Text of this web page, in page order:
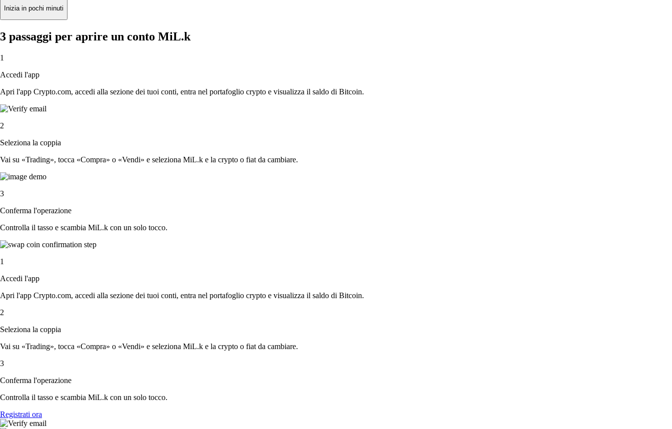
Inizia in pochi minuti
3 passaggi per aprire un conto MiL.k
1
Accedi l'app
Apri l'app Crypto.com, accedi alla sezione dei tuoi conti, entra nel portafoglio crypto e visualizza il saldo di Bitcoin.
2
Seleziona la coppia
Vai su «Trading», tocca «Compra» o «Vendi» e seleziona MiL.k e la crypto o fiat da cambiare.
3
Conferma l'operazione
Controlla il tasso e scambia MiL.k con un solo tocco.
1
Accedi l'app
Apri l'app Crypto.com, accedi alla sezione dei tuoi conti, entra nel portafoglio crypto e visualizza il saldo di Bitcoin.
2
Seleziona la coppia
Vai su «Trading», tocca «Compra» o «Vendi» e seleziona MiL.k e la crypto o fiat da cambiare.
3
Conferma l'operazione
Controlla il tasso e scambia MiL.k con un solo tocco.
Registrati ora